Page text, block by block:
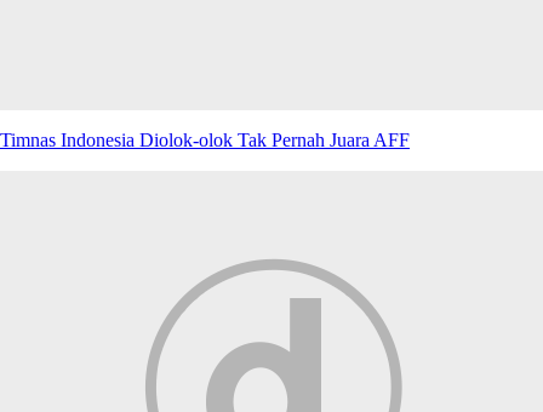
Timnas Indonesia Diolok-olok Tak Pernah Juara AFF